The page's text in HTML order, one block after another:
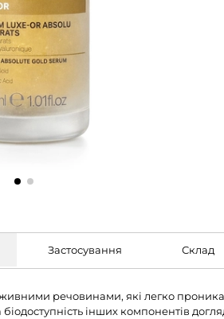
Застосування Склад
речовинами, які легко
інших компонентів